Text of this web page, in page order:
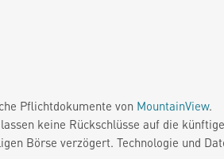
Pflichtdokumente von MountainView.
keine Rückschlüsse auf die
Börse verzögert. Technologie und